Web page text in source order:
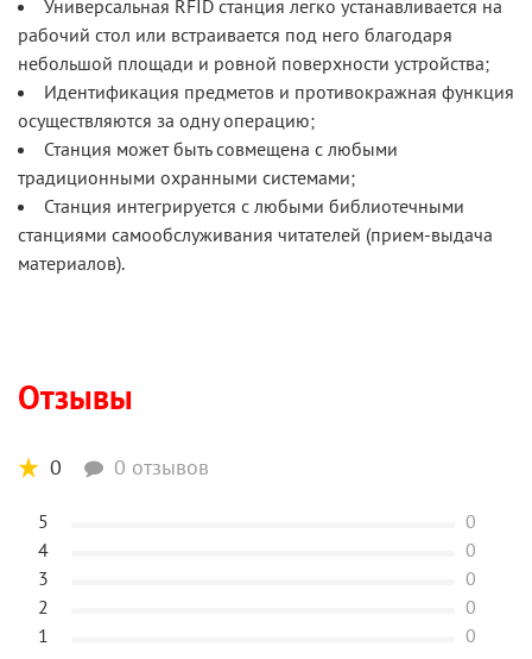
Универсальная RFID станция легко устанавливается на
рабочий стол или встраивается под него благодаря
небольшой площади и ровной поверхности устройства;
Идентификация предметов и противокражная функция
осуществляются за одну операцию;
Станция может быть совмещена с любыми
традиционными охранными системами;
Станция интегрируется с любыми библиотечными
станциями самообслуживания читателей (прием-выдача
материалов).
Отзывы
0 0 отзывов
5
0
4
0
3
0
2
0
1
0